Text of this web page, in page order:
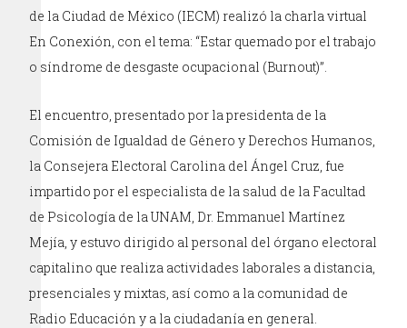
de la Ciudad de México (IECM) realizó la charla virtual
En Conexión, con el tema: “Estar quemado por el trabajo
o síndrome de desgaste ocupacional (Burnout)”.
El encuentro, presentado por la presidenta de la
Comisión de Igualdad de Género y Derechos Humanos,
la Consejera Electoral Carolina del Ángel Cruz, fue
impartido por el especialista de la salud de la Facultad
de Psicología de la UNAM, Dr. Emmanuel Martínez
Mejía, y estuvo dirigido al personal del órgano electoral
capitalino que realiza actividades laborales a distancia,
presenciales y mixtas, así como a la comunidad de
Radio Educación y a la ciudadanía en general.